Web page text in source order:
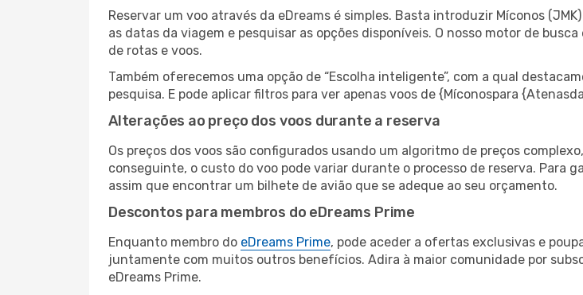
Reservar um voo através da eDreams é simples. Basta introduzir Míconos
as datas da viagem e pesquisar as opções disponíveis. O nosso motor de
de rotas e voos.
Também oferecemos uma opção de “Escolha inteligente”, com a qual
pesquisa. E pode aplicar filtros para ver apenas voos de {Míconospara
Alterações ao preço dos voos durante a reserva
Os preços dos voos são configurados usando um algoritmo de preços
conseguinte, o custo do voo pode variar durante o processo de reserva. Para
assim que encontrar um bilhete de avião que se adeque ao seu orçamento.
Descontos para membros do eDreams Prime
Enquanto membro do eDreams Prime, pode aceder a ofertas exclusivas e
juntamente com muitos outros benefícios. Adira à maior comunidade por
eDreams Prime.